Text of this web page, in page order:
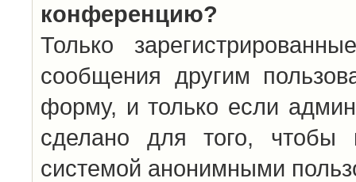
конференцию?
Только
сообщения другим
форму, и только если
сделано для того, чтобы
системой анонимными